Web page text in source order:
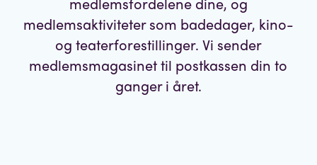
medlemsaktiviteter som badedager, kino-
og teaterforestillinger. Vi sender
medlemsmagasinet til postkassen din to
ganger i året.